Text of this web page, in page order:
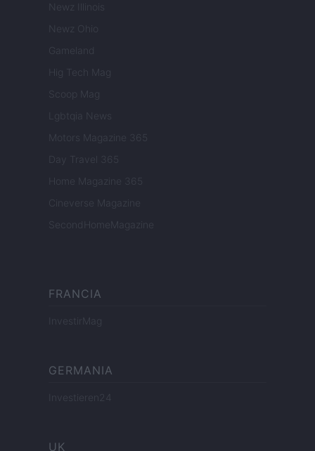
Newz Illinois
Newz Ohio
Gameland
Hig Tech Mag
Scoop Mag
Lgbtqia News
Motors Magazine 365
Day Travel 365
Home Magazine 365
Cineverse Magazine
SecondHomeMagazine
FRANCIA
InvestirMag
GERMANIA
Investieren24
UK